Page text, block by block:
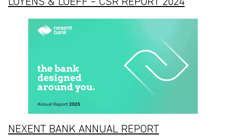
NEXENT BANK ANNUAL REPORT